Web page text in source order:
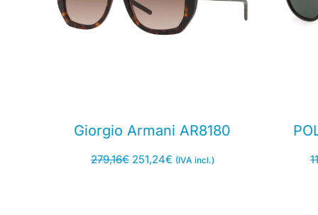
Giorgio Armani AR8180
279,16€ 251,24€ (IVA incl.)